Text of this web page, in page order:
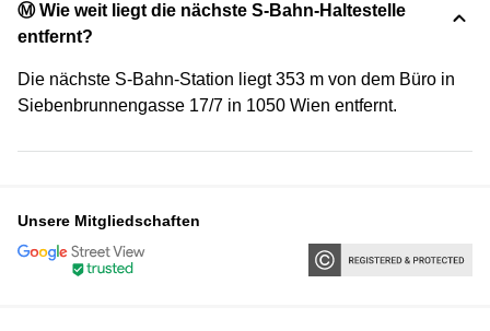
Ⓜ️ Wie weit liegt die nächste S-Bahn-Haltestelle
entfernt?
Die nächste S-Bahn-Station liegt 353 m von dem Büro in
Siebenbrunnengasse 17/7 in 1050 Wien entfernt.
Unsere Mitgliedschaften